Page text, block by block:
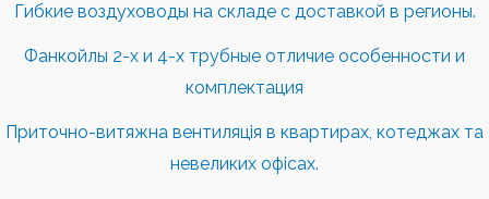
Гибкие воздуховоды на складе с доставкой в регионы.
Фанкойлы 2-х и 4-х трубные отличие особенности и
комплектация
Приточно-витяжна вентиляція в квартирах, котеджах та
невеликих офісах.